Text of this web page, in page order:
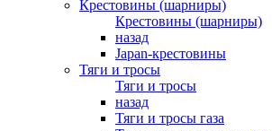
Крестовины (шарниры)
Крестовины (шарниры)
назад
Japan-крестовины
Тяги и тросы
Тяги и тросы
назад
Тяги и тросы газа